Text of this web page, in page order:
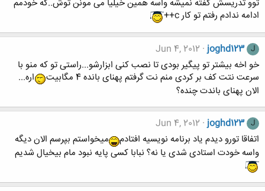
توو تدریسش گفته نمیشه واسه همین خیلیا می مونن توش..که خودمم
ادامه ندادم رفتم تو کار c++
J
joghd123
Jun 4, 2012
خو اخه بیشتر تو پیگیر بودی تا نصب کنی ابزارشو...راستی تو که منو با
سرعت نتت کف بر کردی منم نت گرفتم پهنای بانده 4 مگابیت
اره...
الان پهنای باندت چنده؟
J
joghd123
Jun 4, 2012
اتفاقا تورو دیدم یاد برنامه نویسیه افتادم
میخواستم بپرسم الان دیگه
واسه خودت استادی شدی یا نه؟ نبابا کسی پایه نبود مام بیخیال شدیم